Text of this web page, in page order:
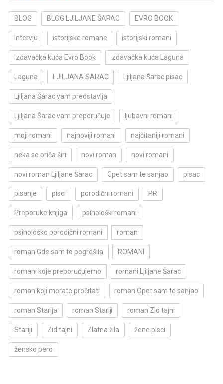
BLOG BLOG LJILJANE ŠARAC EVRO BOOK
Intervju istorijske romane istorijski romani
Izdavačka kuća Evro Book Izdavačka kuća Laguna
Laguna LJILJANA SARAC Ljiljana Šarac pisac
Ljiljana Šarac vam predstavlja
Ljiljana Šarac vam preporučuje ljubavni romani
moji romani najnoviji romani najčitaniji romani
neka se priča širi novi roman novi romani
novi roman Ljiljane Šarac Opet sam te sanjao pisac
pisanje pisci porodični romani PR
Preporuke knjiga psihološki romani
psihološko porodični romani roman
roman Gde sam to pogrešila ROMANI
romani koje preporučujemo romani Ljiljane Šarac
roman koji morate pročitati roman Opet sam te sanjao
roman Starija roman Stariji roman Zid tajni
Stariji Zid tajni Zlatna žila žene pisci
žensko pero